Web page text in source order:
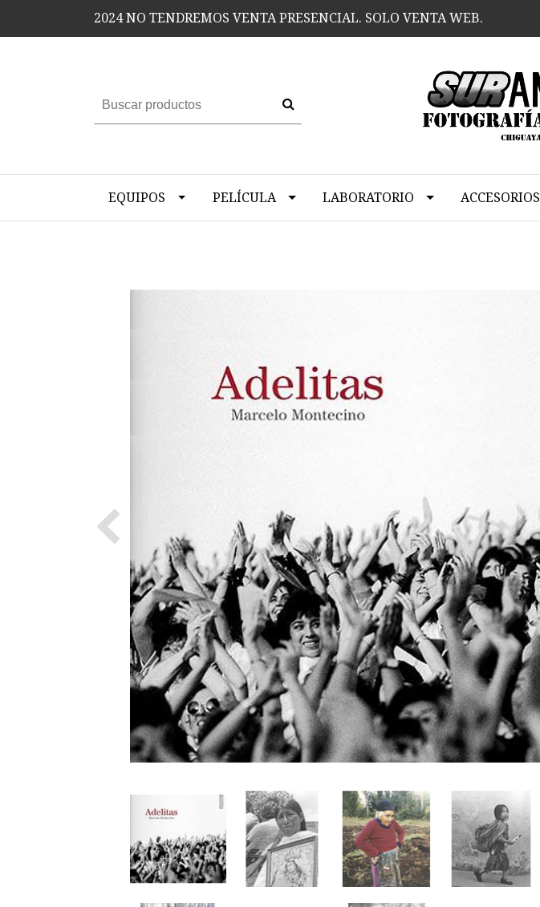
2024 NO TENDREMOS VENTA PRESENCIAL. SOLO VENTA WEB.
EQUIPOS PELÍCULA LABORATORIO ACCESORIOS
Previous